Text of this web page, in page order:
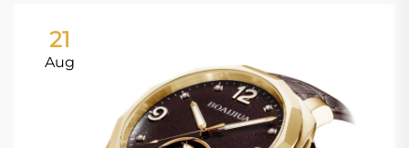
21
Aug